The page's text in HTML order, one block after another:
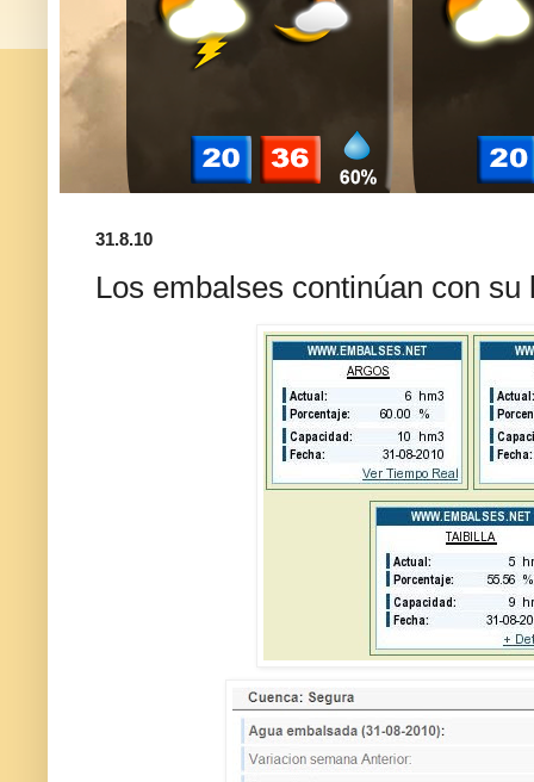
31.8.10
Los embalses continúan con su